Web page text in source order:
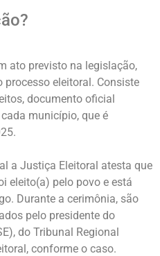
ato previsto na legislação,
processo eleitoral. Consiste
documento oficial
município, que é
a Justiça Eleitoral atesta que
eleito(a) pelo povo e está
Durante a cerimônia, são
pelo presidente do
do Tribunal Regional
conforme o caso.